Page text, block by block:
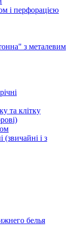
і перфорацією
з металевим
та клітку
(звичайні і з
белья